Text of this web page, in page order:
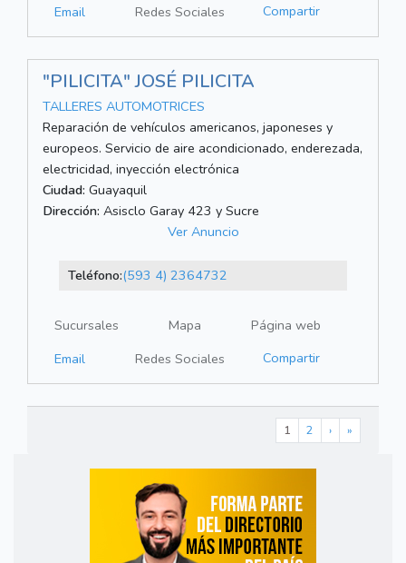
Email
Redes Sociales Compartir
"PILICITA" JOSÉ PILICITA
TALLERES AUTOMOTRICES
Reparación de vehículos americanos, japoneses y
europeos. Servicio de aire acondicionado, enderezada,
electricidad, inyección electrónica
Ciudad: Guayaquil
Dirección: Asisclo Garay 423 y Sucre
Ver Anuncio
Teléfono:(593 4) 2364732
Sucursales Mapa
Página web
Email
Redes Sociales Compartir
1 2 › »